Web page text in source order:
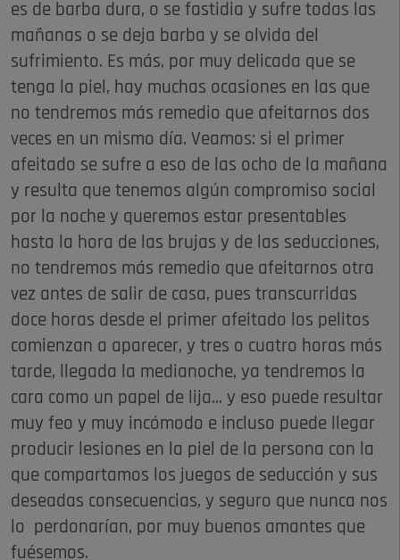
es de barba dura, o se fastidia y sufre todas las
mañanas o se deja barba y se olvida del
sufrimiento. Es más, por muy delicada que se
tenga la piel, hay muchas ocasiones en las que
no tendremos más remedio que afeitarnos dos
veces en un mismo día. Veamos: si el primer
afeitado se sufre a eso de las ocho de la mañana
y resulta que tenemos algún compromiso social
por la noche y queremos estar presentables
hasta la hora de las brujas y de las seducciones,
no tendremos más remedio que afeitarnos otra
vez antes de salir de casa, pues transcurridas
doce horas desde el primer afeitado los pelitos
comienzan a aparecer, y tres o cuatro horas más
tarde, llegada la medianoche, ya tendremos la
cara como un papel de lija... y eso puede resultar
muy feo y muy incómodo e incluso puede llegar
producir lesiones en la piel de la persona con la
que compartamos los juegos de seducción y sus
deseadas consecuencias, y seguro que nunca nos
lo perdonarían, por muy buenos amantes que
fuésemos.